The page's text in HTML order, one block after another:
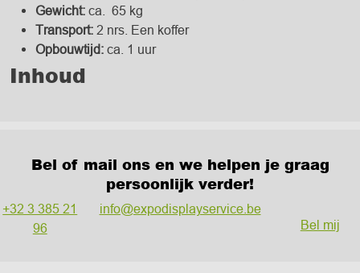
Gewicht: ca. 65 kg
Transport: 2 nrs. Een koffer
Opbouwtijd: ca. 1 uur
Inhoud
Bel of mail ons en we helpen je graag
persoonlijk verder!
+32 3 385 21
96
info@expodisplayservice.be
Bel mij